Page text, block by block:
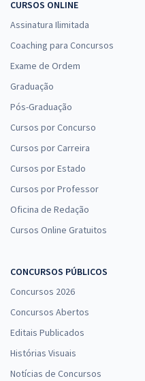
CURSOS ONLINE
Assinatura Ilimitada
Coaching para Concursos
Exame de Ordem
Graduação
Pós-Graduação
Cursos por Concurso
Cursos por Carreira
Cursos por Estado
Cursos por Professor
Oficina de Redação
Cursos Online Gratuitos
CONCURSOS PÚBLICOS
Concursos 2026
Concursos Abertos
Editais Publicados
Histórias Visuais
Notícias de Concursos